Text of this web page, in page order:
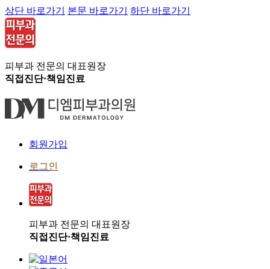
상단 바로가기 본문 바로가기 하단 바로가기
피부과 전문의 대표원장
직접진단·책임진료
회원가입
로그인
피부과 전문의 대표원장
직접진단·책임진료